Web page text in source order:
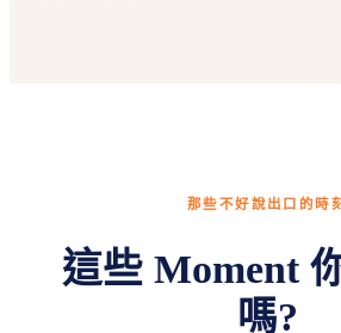
那些不好說出口的時刻
這些 Moment
嗎?